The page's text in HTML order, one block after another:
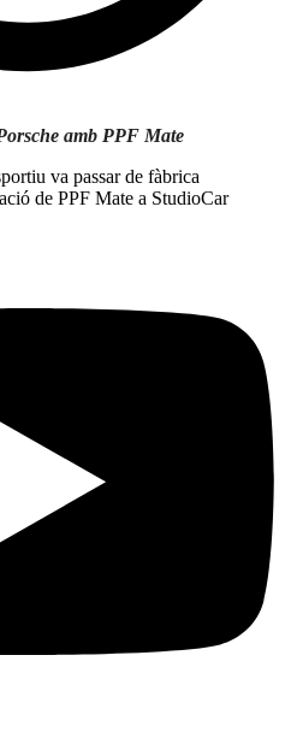
amb PPF Mate
va passar de fàbrica
de PPF Mate a StudioCar